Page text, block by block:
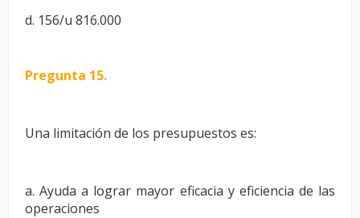
d. 156/u 816.000
Pregunta 15.
Una limitación de los presupuestos es:
a. Ayuda a lograr mayor eficacia y eficiencia de las
operaciones